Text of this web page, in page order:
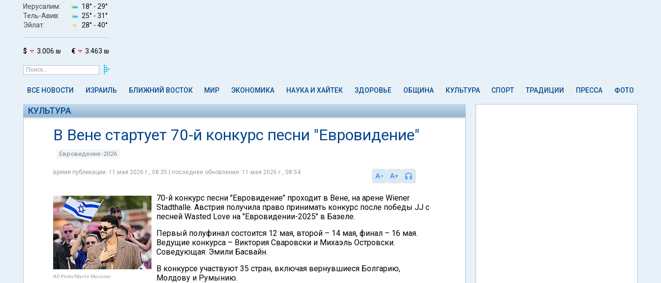
Иерусалим: 18° - 29°
Тель-Авив:
25° - 31°
Эйлат:
28° - 40°
$ 3.006 ₪ € 3.463 ₪
ВСЕ НОВОСТИ ИЗРАИЛЬ БЛИЖНИЙ ВОСТОК МИР ЭКОНОМИКА НАУКА И ХАЙТЕК ЗДОРОВЬЕ ОБЩИНА КУЛЬТУРА СПОРТ ТРАДИЦИИ ПРЕССА ФОТО
КУЛЬТУРА
В Вене стартует 70-й конкурс песни "Евровидение"
Евровидение-2026
время публикации: 11 мая 2026 г., 08:35 | последнее обновление: 11 мая 2026 г., 08:54
AP Photo/Martin Meissner
70-й конкурс песни "Евровидение" проходит в Вене, на арене Wiener
Stadthalle. Австрия получила право принимать конкурс после победы JJ с
песней Wasted Love на "Евровидении-2025" в Базеле.
Первый полуфинал состоится 12 мая, второй – 14 мая, финал – 16 мая.
Ведущие конкурса – Виктория Сваровски и Михаэль Островски.
Соведующая: Эмили Басвайн.
В конкурсе участвуют 35 стран, включая вернувшиеся Болгарию,
Молдову и Румынию.